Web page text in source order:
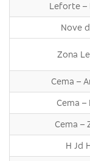
Leforte –
Nove
Zona
Cema –
Cema –
Cema –
H Jd